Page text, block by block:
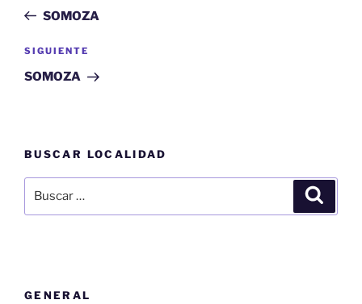
entradas
anterior:
SOMOZA
Siguiente
entrada
SIGUIENTE
SOMOZA
BUSCAR LOCALIDAD
por:
GENERAL